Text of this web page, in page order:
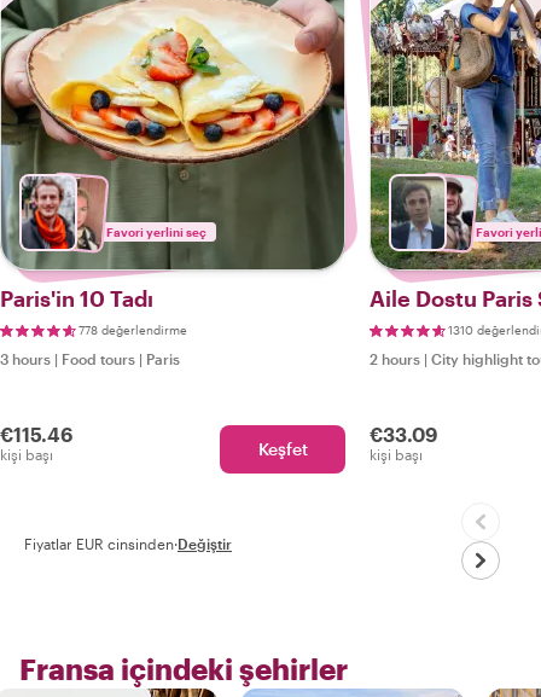
Favori yerlini seç
Paris'in 10 Tadı
778 değerlendirme
3 hours | Food tours | Paris
€115.46
kişi başı Keşfet
Favori
Aile Dostu Paris
1310
2 hours | City highlight
€33.09
kişi başı
Fiyatlar EUR cinsinden·Değiştir
Fransa içindeki şehirler